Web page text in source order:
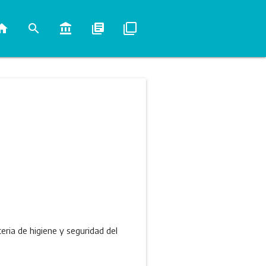
search account_balance library_books filter_none
de higiene y seguridad del